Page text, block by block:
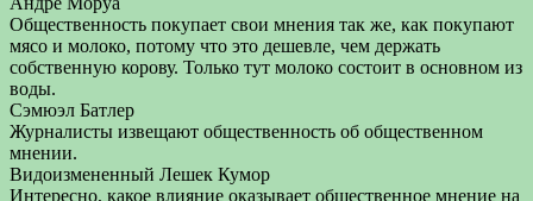
Общественность покупает свои мнения так же, как покупают
мясо и молоко, потому что это дешевле, чем держать
собственную корову. Только тут молоко состоит в основном из
воды.
Сэмюэл Батлер
Журналисты извещают общественность об общественном
мнении.
Видоизмененный Лешек Кумор
Интересно, какое влияние оказывает общественное мнение на